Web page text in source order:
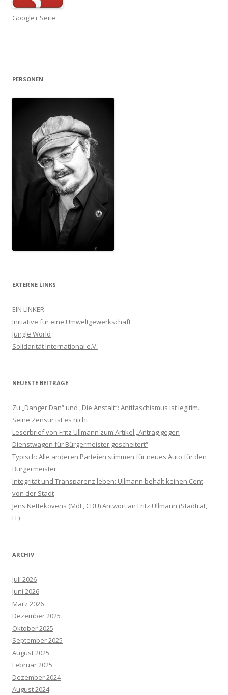
Google+ Seite
PERSONEN
EXTERNE LINKS
EIN LINKER
Initiative für eine Umweltgewerkschaft
Jungle World
Solidarität International e.V.
NEUESTE BEITRÄGE
Zu „Danger Dan“ und „Die Anstalt“: Antifaschismus ist legitim.
Seine Zensur ist es nicht.
Leserbrief von Fritz Ullmann zum Artikel „Antrag gegen
Dienstwagen für Bürgermeister gescheitert“
Typisch: Alle anderen Parteien stimmen für neues Auto für den
Bürgermeister
Integrität und Transparenz leben: Ullmann behält keinen Cent
von der Stadt
Jens Nettekovens (MdL, CDU) Antwort an Fritz Ullmann (Stadtrat,
LF)
ARCHIV
Juli 2026
Juni 2026
März 2026
Dezember 2025
Oktober 2025
September 2025
August 2025
Februar 2025
Dezember 2024
August 2024